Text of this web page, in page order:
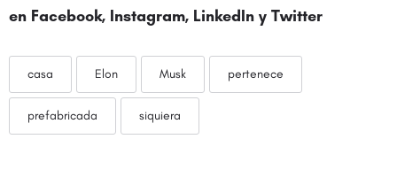
en Facebook, Instagram, LinkedIn y Twitter
casa Elon Musk pertenece
prefabricada siquiera